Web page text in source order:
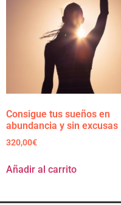
Consigue tus sueños en
abundancia y sin excusas
320,00€
Añadir al carrito